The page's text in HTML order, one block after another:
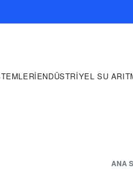
ENDÜSTRIYEL SU
ANA